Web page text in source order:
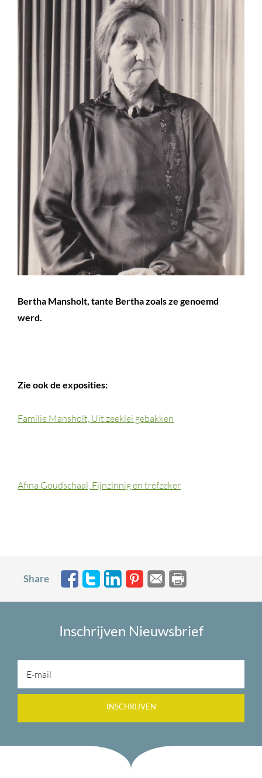
Bertha Mansholt, tante Bertha zoals ze genoemd
werd.
Zie ook de exposities:
Familie Mansholt, Uit zeeklei gebakken
Afina Goudschaal, Fijnzinnig en trefzeker
Share
Inschrijven Nieuwsbrief
INSCHRIJVEN